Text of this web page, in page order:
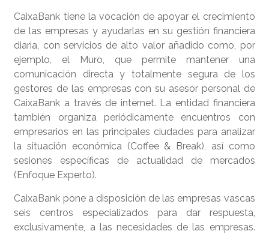
CaixaBank tiene la vocación de apoyar el crecimiento
de las empresas y ayudarlas en su gestión financiera
diaria, con servicios de alto valor añadido como, por
ejemplo, el Muro, que permite mantener una
comunicación directa y totalmente segura de los
gestores de las empresas con su asesor personal de
CaixaBank a través de internet. La entidad financiera
también organiza periódicamente encuentros con
empresarios en las principales ciudades para analizar
la situación económica (Coffee & Break), así como
sesiones específicas de actualidad de mercados
(Enfoque Experto).
CaixaBank pone a disposición de las empresas vascas
seis centros especializados para dar respuesta,
exclusivamente, a las necesidades de las empresas.